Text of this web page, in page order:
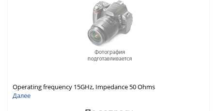
Operating frequency 15GHz, Impedance 50 Ohms
Далее